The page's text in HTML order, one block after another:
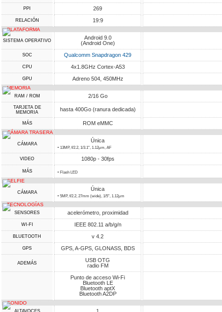
PPI 269
RELACIÓN 19:9
PLATAFORMA
SISTEMA OPERATIVO
Android 9.0
(Android One)
SOC Qualcomm Snapdragon 429
CPU 4x1.8GHz Cortex-A53
GPU Adreno 504, 450MHz
MEMORIA
RAM / ROM 2/16 Go
TARJETA DE
MEMORIA
hasta 400Go (ranura dedicada)
MÁS ROM eMMC
CÁMARA TRASERA
CÁMARA
Única
• 13MP, f/2.2, 1/3.1", 1.12µm, AF
VIDEO 1080p - 30fps
MÁS • Flash LED
SELFIE
CÁMARA
Única
• 5MP, f/2.2, 27mm (wide), 1/5", 1.12µm
TECNOLOGÍAS
SENSORES acelerómetro, proximidad
WI-FI IEEE 802.11 a/b/g/n
BLUETOOTH v 4.2
GPS GPS, A-GPS, GLONASS, BDS
ADEMÁS
USB OTG
radio FM
Punto de acceso Wi-Fi
Bluetooth LE
Bluetooth aptX
Bluetooth A2DP
SONIDO
ALTAVOCES